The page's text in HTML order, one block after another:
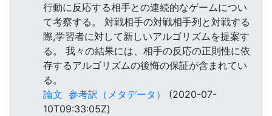
行動に反応する相手との連続的なゲームについ
て考察する。 対戦相手の対戦相手列と対戦する
際,学習者に対して新しいアルゴリズムを提案す
る。 我々の結果には、相手の反応の正則性に依
存するアルゴリズムの後悔の保証が含まれてい
る。
論文 参考訳（メタデータ）
(2020-07-
10T09:33:05Z)